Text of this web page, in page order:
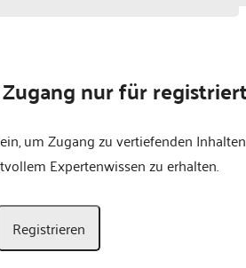
nur für
um Zugang zu vertiefenden
Expertenwissen zu erhalten.
Registrieren